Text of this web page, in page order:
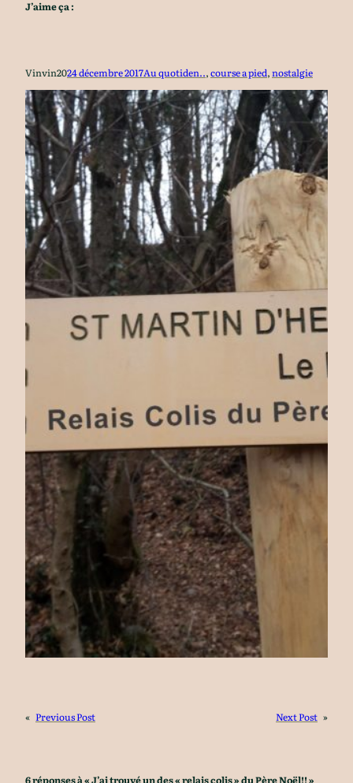
J’aime ça :
Vinvin2024 décembre 2017Au quotiden.., course a pied, nostalgie
« Previous Post Next Post »
6 réponses à « J’ai trouvé un des « relais colis » du Père Noël!! »